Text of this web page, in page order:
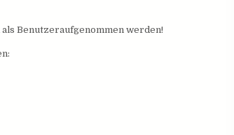
Benutzeraufgenommen werden!